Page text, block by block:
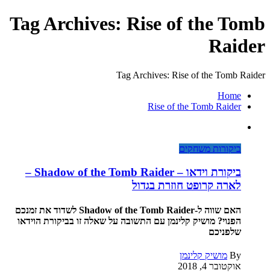
Tag Archives: Rise of the Tomb
Raider
Tag Archives: Rise of the Tomb Raider
Home
Rise of the Tomb Raider
ביקורות משחקים
ביקורת וידאו – Shadow of the Tomb Raider –
לארה קרופט חוזרת בגדול
האם שווה ל-Shadow of the Tomb Raider לשדוד את זמנכם
הפנוי? מושיק קלינמן עם התשובה על שאלה זו בביקורת הוידאו
שלפניכם
By מושיק קלינמן
אוקטובר 4, 2018